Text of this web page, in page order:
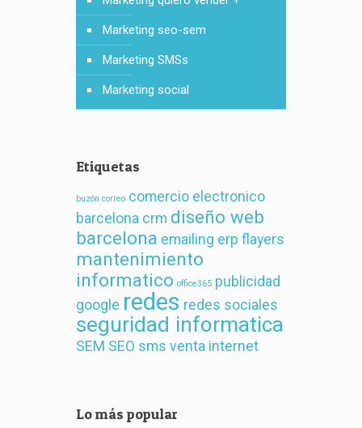
Marketing seo-sem
Marketing SMSs
Marketing social
Etiquetas
buzón correo comercio electronico
barcelona crm diseño web
barcelona emailing erp flayers
mantenimiento
informatico office365 publicidad
google redes redes sociales
seguridad informatica
SEM SEO sms venta internet
Lo más popular